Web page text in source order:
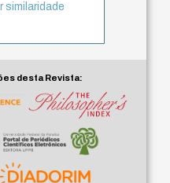
similaridade
desta Revista: